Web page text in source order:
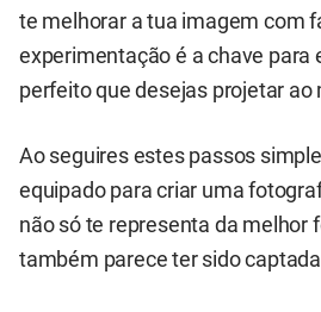
te melhorar a tua imagem com
experimentação é a chave para
perfeito que desejas projetar ao
Ao seguires estes passos
equipado para criar uma
não só te representa da melhor
também parece ter sido